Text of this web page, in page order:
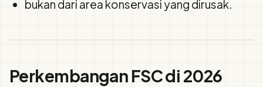
bukan dari area konservasi yang dirusak.
Perkembangan FSC di 2026